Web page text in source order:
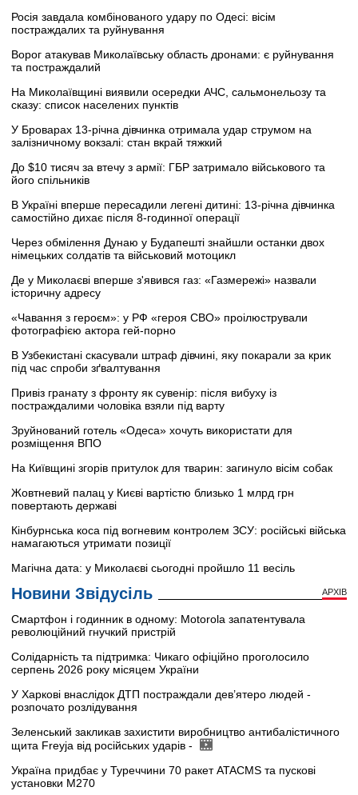
Росія завдала комбінованого удару по Одесі: вісім
постраждалих та руйнування
Ворог атакував Миколаївську область дронами: є руйнування
та постраждалий
На Миколаївщині виявили осередки АЧС, сальмонельозу та
сказу: список населених пунктів
У Броварах 13-річна дівчинка отримала удар струмом на
залізничному вокзалі: стан вкрай тяжкий
До $10 тисяч за втечу з армії: ГБР затримало військового та
його спільників
В Україні вперше пересадили легені дитині: 13-річна дівчинка
самостійно дихає після 8-годинної операції
Через обмілення Дунаю у Будапешті знайшли останки двох
німецьких солдатів та військовий мотоцикл
Де у Миколаєві вперше з'явився газ: «Газмережі» назвали
історичну адресу
«Чавання з героєм»: у РФ «героя СВО» проілюстрували
фотографією актора гей-порно
В Узбекистані скасували штраф дівчині, яку покарали за крик
під час спроби зґвалтування
Привіз гранату з фронту як сувенір: після вибуху із
постраждалими чоловіка взяли під варту
Зруйнований готель «Одеса» хочуть використати для
розміщення ВПО
На Київщині згорів притулок для тварин: загинуло вісім собак
Жовтневий палац у Києві вартістю близько 1 млрд грн
повертають державі
Кінбурнська коса під вогневим контролем ЗСУ: російські війська
намагаються утримати позиції
Магічна дата: у Миколаєві сьогодні пройшло 11 весіль
Новини Звідусіль АРХІВ
Смартфон і годинник в одному: Motorola запатентувала
революційний гнучкий пристрій
Солідарність та підтримка: Чикаго офіційно проголосило
серпень 2026 року місяцем України
У Харкові внаслідок ДТП постраждали дев’ятеро людей -
розпочато розлідування
Зеленський закликав захистити виробництво антибалістичного
щита Freyja від російських ударів -
Україна придбає у Туреччини 70 ракет ATACMS та пускові
установки M270